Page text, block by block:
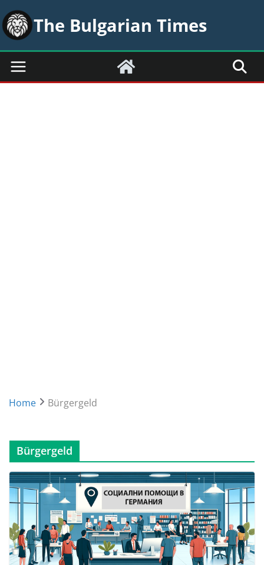
Skip
to
content
The Bulgarian Times
Home Bürgergeld
Bürgergeld